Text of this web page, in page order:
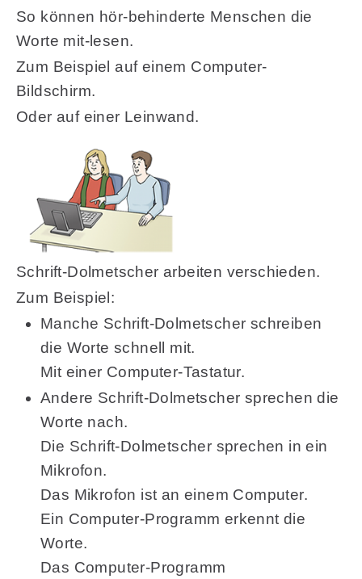
So können hör-behinderte Menschen die
Worte mit-lesen.
Zum Beispiel auf einem Computer-
Bildschirm.
Oder auf einer Leinwand.
Schrift-Dolmetscher arbeiten verschieden.
Zum Beispiel:
Manche Schrift-Dolmetscher schreiben
die Worte schnell mit.
Mit einer Computer-Tastatur.
Andere Schrift-Dolmetscher sprechen die
Worte nach.
Die Schrift-Dolmetscher sprechen in ein
Mikrofon.
Das Mikrofon ist an einem Computer.
Ein Computer-Programm erkennt die
Worte.
Das Computer-Programm